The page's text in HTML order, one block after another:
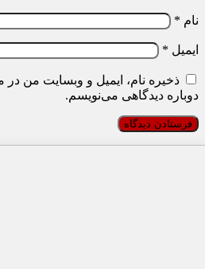
نام *
ایمیل *
ذخیره نام، ایمیل و وبسایت من در
دوباره دیدگاهی می‌نویسم.